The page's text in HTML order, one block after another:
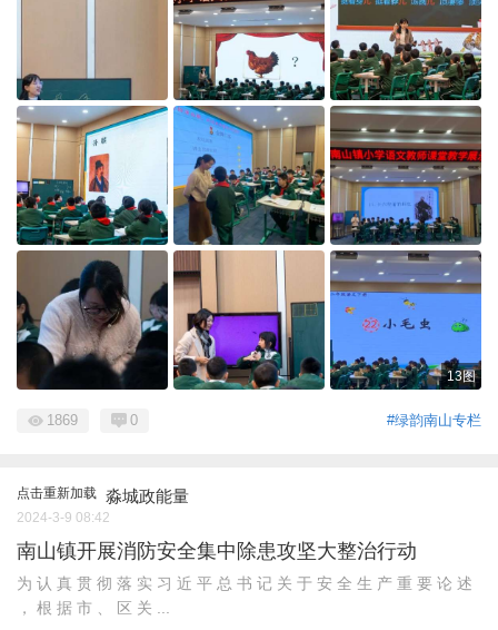
13图
#绿韵南山专栏
1869 0
点击重新加载 淼城政能量
2024-3-9 08:42
南山镇开展消防安全集中除患攻坚大整治行动
为 认 真 贯 彻 落 实 习 近 平 总 书 记 关 于 安 全 生 产 重 要 论 述
， 根 据 市 、 区 关 ...